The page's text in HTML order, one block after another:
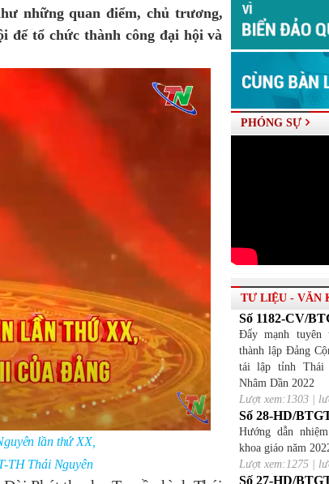
những quan điểm, chủ trương,
để tổ chức thành công đại hội và
lần thứ XX,
TH Thái Nguyên
PHÓNG SỰ
TƯ LIỆU - VĂN
Số 1182-CV/
Đẩy mạnh tuyên
thành lập Đảng
tái lập tỉnh Thái
Nhâm Dần 2022
Lượt xem:1303 |
Số 28-HD/
Hướng dẫn
khoa giáo năm
Lượt xem:1275 |
Số 27-HD/